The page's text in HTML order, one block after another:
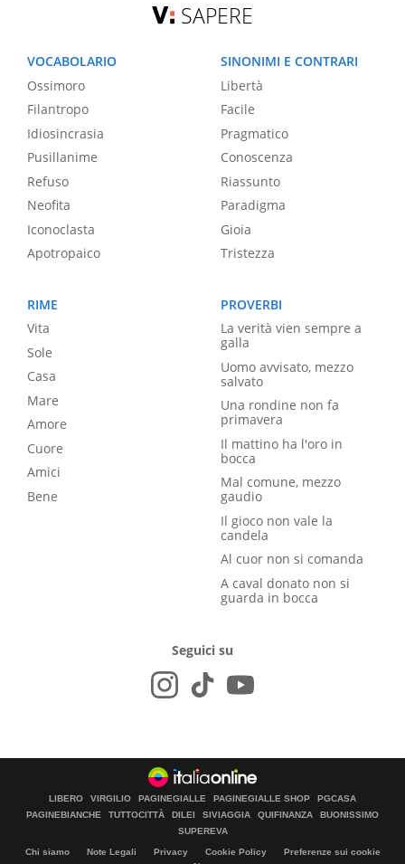
SAPERE
VOCABOLARIO
Ossimoro
Filantropo
Idiosincrasia
Pusillanime
Refuso
Neofita
Iconoclasta
Apotropaico
SINONIMI E CONTRARI
Libertà
Facile
Pragmatico
Conoscenza
Riassunto
Paradigma
Gioia
Tristezza
RIME
Vita
Sole
Casa
Mare
Amore
Cuore
Amici
Bene
PROVERBI
La verità vien sempre a
galla
Uomo avvisato, mezzo
salvato
Una rondine non fa
primavera
Il mattino ha l'oro in
bocca
Mal comune, mezzo
gaudio
Il gioco non vale la
candela
Al cuor non si comanda
A caval donato non si
guarda in bocca
Seguici su
LIBERO VIRGILIO PAGINEGIALLE PAGINEGIALLE SHOP
PGCASA
PAGINEBIANCHE
TUTTOCITTÀ DILEI SIVIAGGIA QUIFINANZA
BUONISSIMO
SUPEREVA
Chi siamo Note Legali Privacy Cookie Policy
Preferenze sui cookie